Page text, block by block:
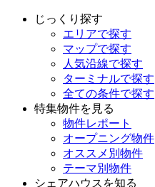
じっくり探す
エリアで探す
マップで探す
人気沿線で探す
ターミナルで探す
全ての条件で探す
特集物件を見る
物件レポート
オープニング物件
オススメ別物件
テーマ別物件
シェアハウスを知る